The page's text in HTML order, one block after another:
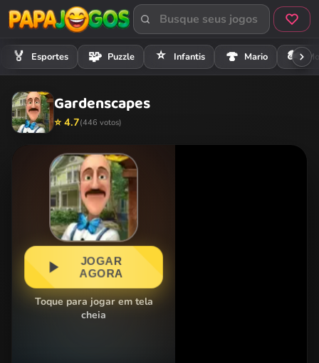
🏅 Esportes 🧩 Puzzle ⭐ Infantis 🍄 Mario 🏍️
Gardenscapes
⭐ 4.7(446 votos)
JOGAR
AGORA
Toque para jogar em tela
cheia